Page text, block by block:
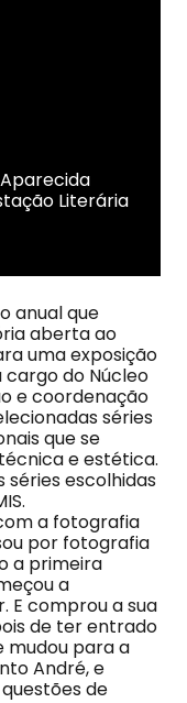
Literária
anual que
aberta ao
uma exposição
cargo do Núcleo
e coordenação
séries
que se
e estética.
séries escolhidas
a fotografia
por fotografia
a primeira
a
E comprou a sua
de ter entrado
mudou para a
André, e
de